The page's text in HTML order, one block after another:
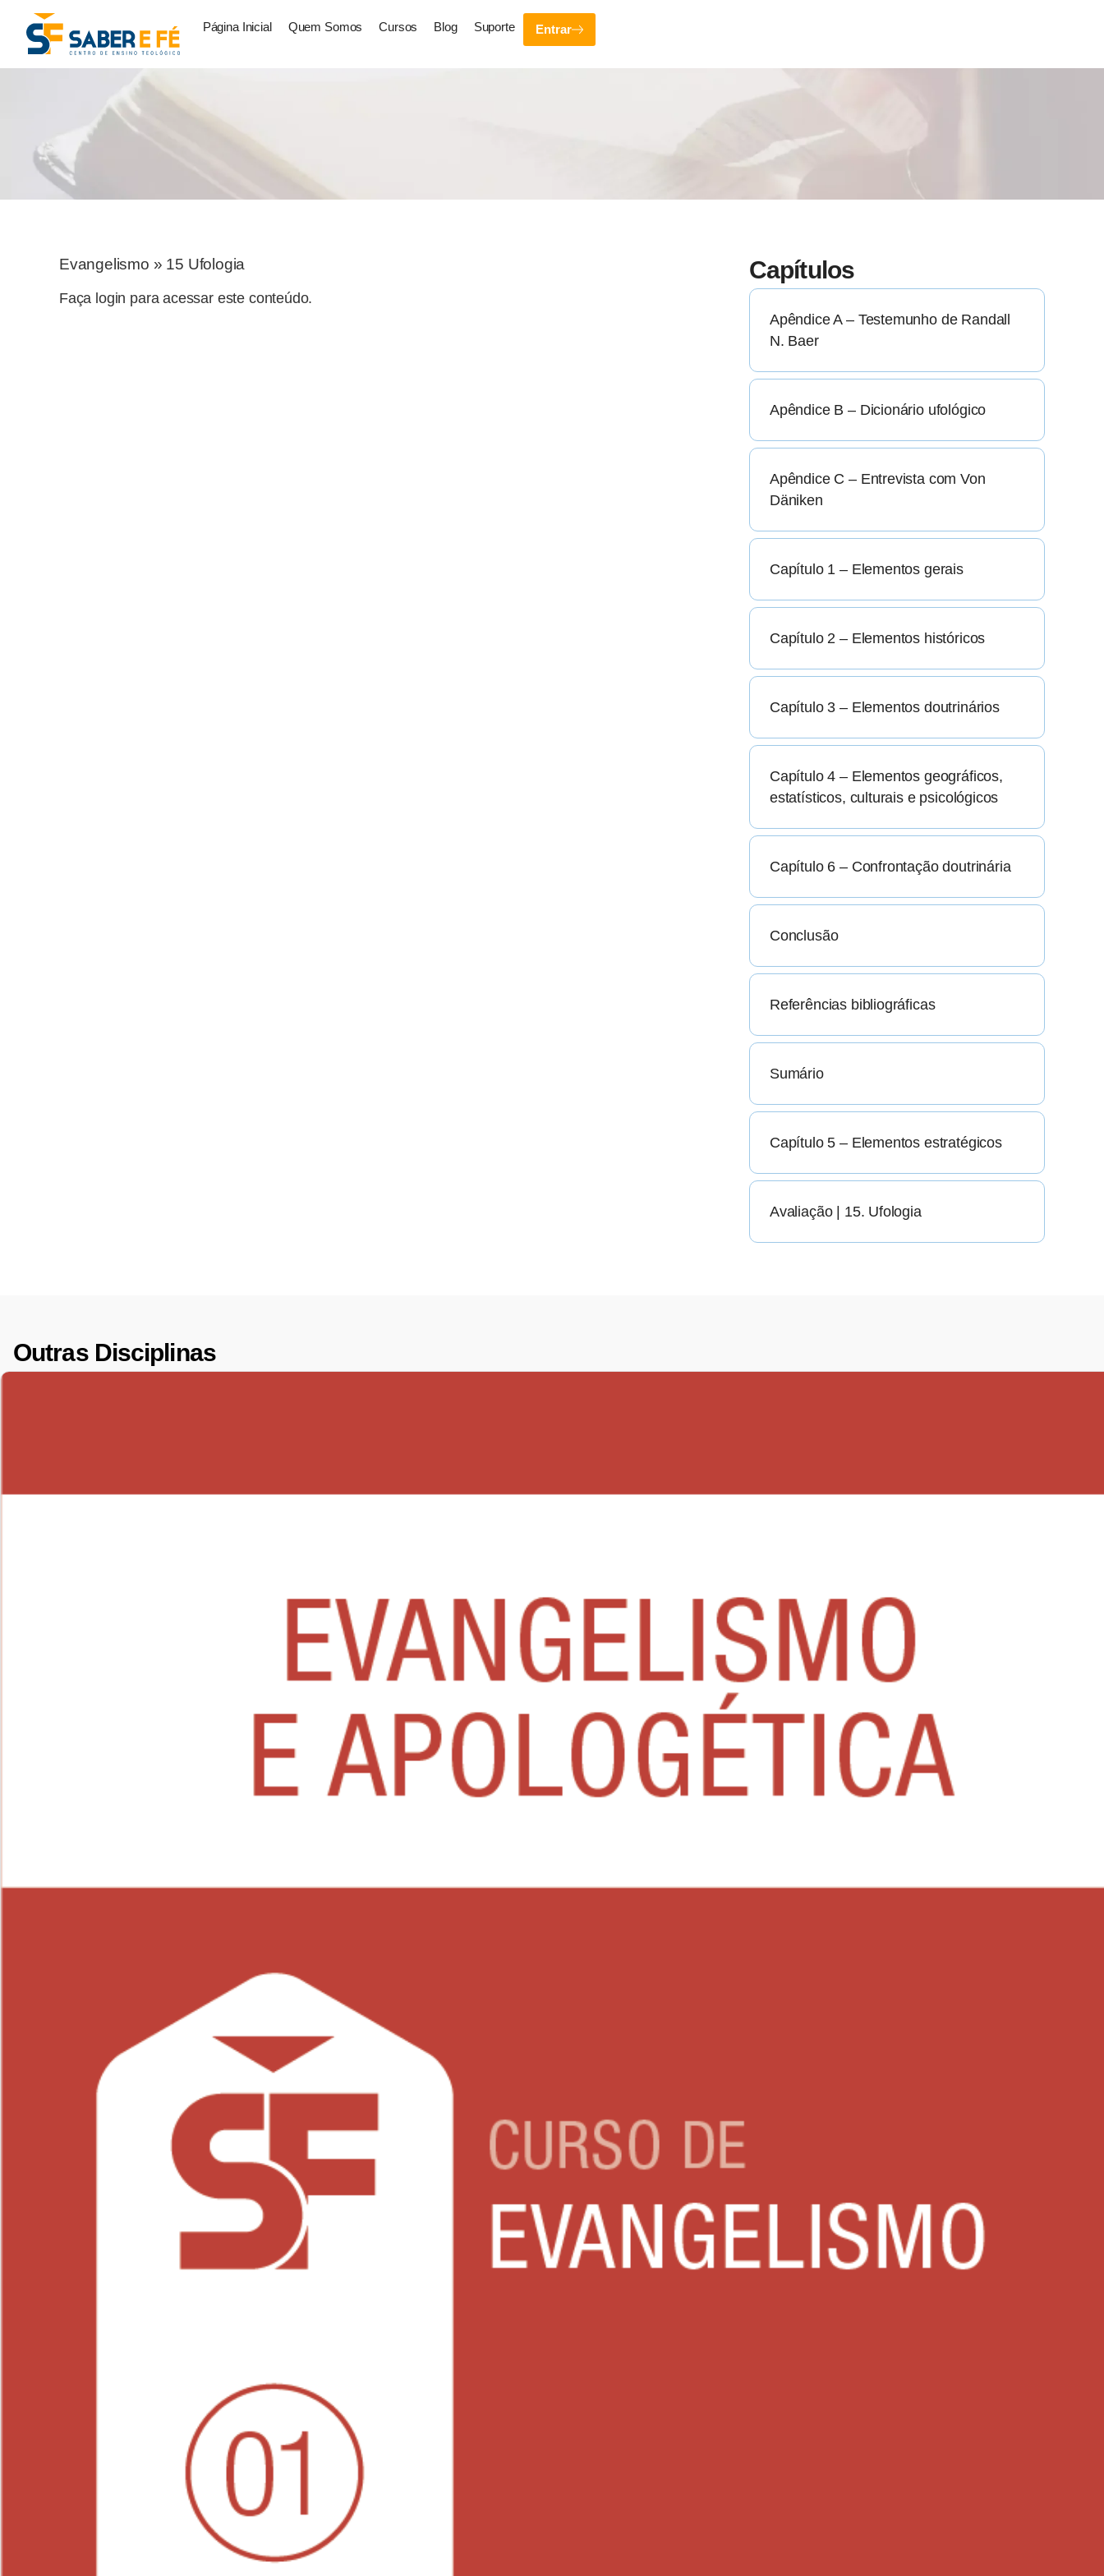
Página Inicial Quem Somos Cursos Blog Suporte Entrar
Evangelismo » 15 Ufologia
Faça login para acessar este conteúdo.
Capítulos
Apêndice A – Testemunho de Randall
N. Baer
Apêndice B – Dicionário ufológico
Apêndice C – Entrevista com Von
Däniken
Capítulo 1 – Elementos gerais
Capítulo 2 – Elementos históricos
Capítulo 3 – Elementos doutrinários
Capítulo 4 – Elementos geográficos,
estatísticos, culturais e psicológicos
Capítulo 6 – Confrontação doutrinária
Conclusão
Referências bibliográficas
Sumário
Capítulo 5 – Elementos estratégicos
Avaliação | 15. Ufologia
Outras Disciplinas